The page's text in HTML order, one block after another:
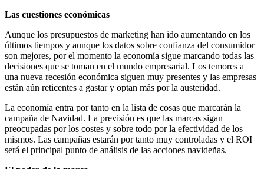
Las cuestiones económicas
Aunque los presupuestos de marketing han ido aumentando en los
últimos tiempos y aunque los datos sobre confianza del consumidor
son mejores, por el momento la economía sigue marcando todas las
decisiones que se toman en el mundo empresarial. Los temores a
una nueva recesión económica siguen muy presentes y las empresas
están aún reticentes a gastar y optan más por la austeridad.
La economía entra por tanto en la lista de cosas que marcarán la
campaña de Navidad. La previsión es que las marcas sigan
preocupadas por los costes y sobre todo por la efectividad de los
mismos. Las campañas estarán por tanto muy controladas y el ROI
será el principal punto de análisis de las acciones navideñas.